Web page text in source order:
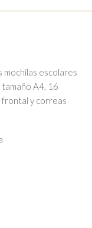
mochilas escolares
A4, 16
frontal y correas